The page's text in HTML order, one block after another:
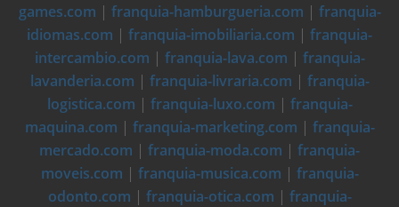
games.com | franquia-hamburgueria.com | franquia-
idiomas.com | franquia-imobiliaria.com | franquia-
intercambio.com | franquia-lava.com | franquia-
lavanderia.com | franquia-livraria.com | franquia-
logistica.com | franquia-luxo.com | franquia-
maquina.com | franquia-marketing.com | franquia-
mercado.com | franquia-moda.com | franquia-
moveis.com | franquia-musica.com | franquia-
odonto.com | franquia-otica.com | franquia-